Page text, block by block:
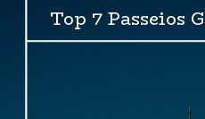
Top 7 Passeios